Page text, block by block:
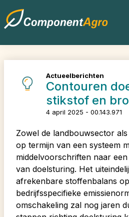
Actueelberichten
Contouren
stikstof en
4 april 2025 - 00.143.971
Zowel de landbouwsector
op termijn van een systeem
middelvoorschriften naar
van doelsturing. Het
afrekenbare stoffenbalans
bedrijfsspecifieke
omschakeling zal nog jaren